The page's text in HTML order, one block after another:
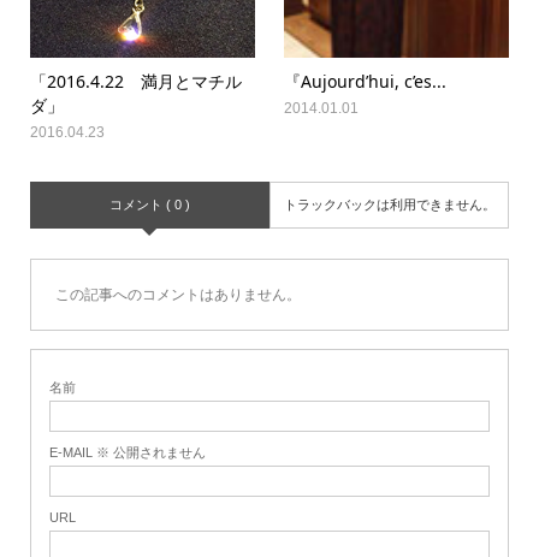
「2016.4.22 満月とマチル
ダ」
2016.04.23
『Aujourd’hui, c’es...
2014.01.01
コメント ( 0 ) トラックバックは利用できません。
この記事へのコメントはありません。
名前
E-MAIL ※ 公開されません
URL